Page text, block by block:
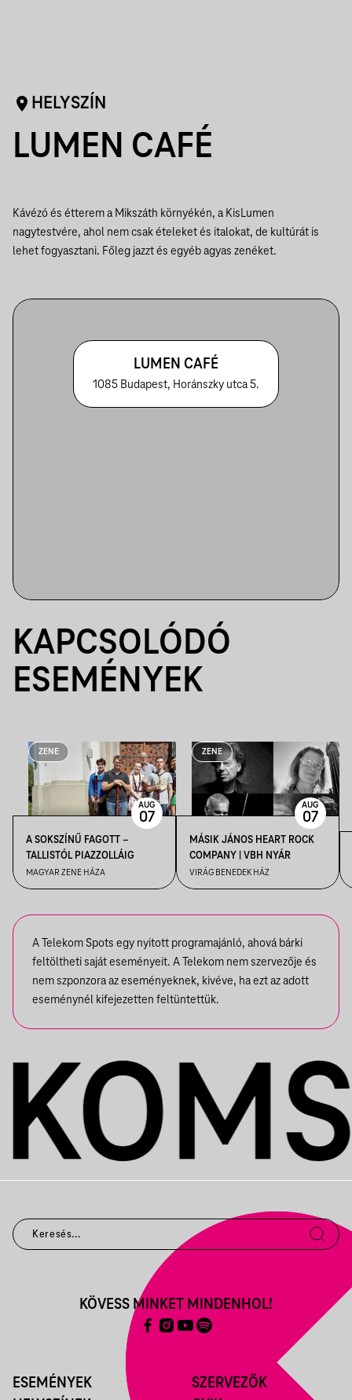
HELYSZÍN
LUMEN CAFÉ
Kávézó és étterem a Mikszáth környékén, a KisLumen
nagytestvére, ahol nem csak ételeket és italokat, de kultúrát is
lehet fogyasztani. Főleg jazzt és egyéb agyas zenéket.
LUMEN CAFÉ
1085 Budapest, Horánszky utca 5.
KAPCSOLÓDÓ
ESEMÉNYEK
ZENE
A SOKSZÍNŰ FAGOTT –
TALLISTÓL PIAZZOLLÁIG
MAGYAR ZENE HÁZA
AUG
07
ZENE
MÁSIK JÁNOS HEART ROCK
COMPANY | VBH NYÁR
VIRÁG BENEDEK HÁZ
AUG
07
A Telekom Spots egy nyitott programajánló, ahová bárki
feltöltheti saját eseményeit. A Telekom nem szervezője és
nem szponzora az eseményeknek, kivéve, ha ezt az adott
eseménynél kifejezetten feltüntettük.
ESEMÉNYEK
SZERVEZŐK
KÖVESS MINKET MINDENHOL!